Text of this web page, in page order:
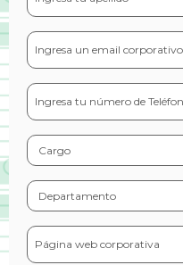
Email
Celular
cargo_referente
departamento_referente
Sitio
web
*